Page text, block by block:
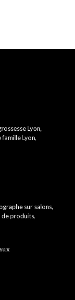
Lyon,
Lyon,
sur salons,
produits,